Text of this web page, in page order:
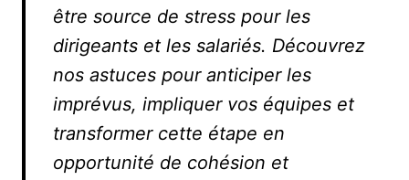
être source de stress pour les
dirigeants et les salariés. Découvrez
nos astuces pour anticiper les
imprévus, impliquer vos équipes et
transformer cette étape en
opportunité de cohésion et